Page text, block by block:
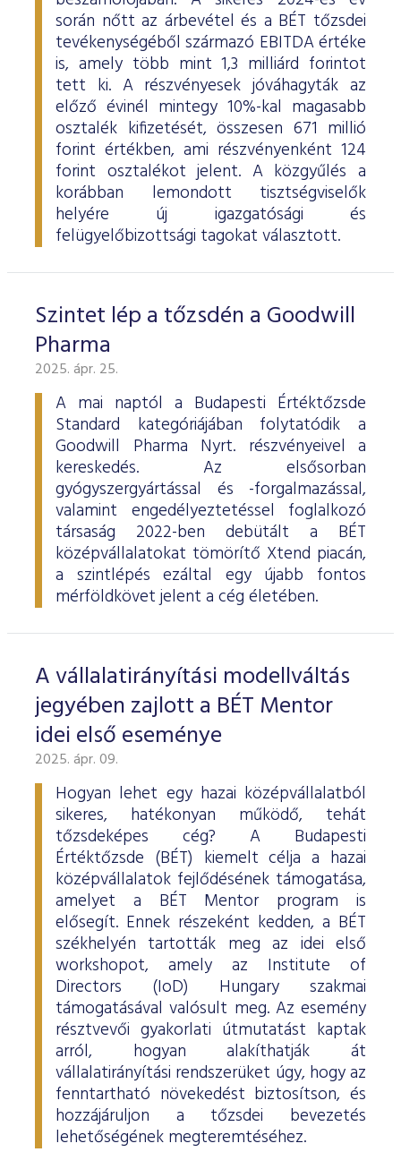
során nőtt az árbevétel és a BÉT tőzsdei
tevékenységéből származó EBITDA értéke
is, amely több mint 1,3 milliárd forintot
tett ki. A részvényesek jóváhagyták az
előző évinél mintegy 10%-kal magasabb
osztalék kifizetését, összesen 671 millió
forint értékben, ami részvényenként 124
forint osztalékot jelent. A közgyűlés a
korábban lemondott tisztségviselők
helyére új igazgatósági és
felügyelőbizottsági tagokat választott.
Szintet lép a tőzsdén a Goodwill
Pharma
2025. ápr. 25.
A mai naptól a Budapesti Értéktőzsde
Standard kategóriájában folytatódik a
Goodwill Pharma Nyrt. részvényeivel a
kereskedés. Az elsősorban
gyógyszergyártással és -forgalmazással,
valamint engedélyeztetéssel foglalkozó
társaság 2022-ben debütált a BÉT
középvállalatokat tömörítő Xtend piacán,
a szintlépés ezáltal egy újabb fontos
mérföldkövet jelent a cég életében.
A vállalatirányítási modellváltás
jegyében zajlott a BÉT Mentor
idei első eseménye
2025. ápr. 09.
Hogyan lehet egy hazai középvállalatból
sikeres, hatékonyan működő, tehát
tőzsdeképes cég? A Budapesti
Értéktőzsde (BÉT) kiemelt célja a hazai
középvállalatok fejlődésének támogatása,
amelyet a BÉT Mentor program is
elősegít. Ennek részeként kedden, a BÉT
székhelyén tartották meg az idei első
workshopot, amely az Institute of
Directors (IoD) Hungary szakmai
támogatásával valósult meg. Az esemény
résztvevői gyakorlati útmutatást kaptak
arról, hogyan alakíthatják át
vállalatirányítási rendszerüket úgy, hogy az
fenntartható növekedést biztosítson, és
hozzájáruljon a tőzsdei bevezetés
lehetőségének megteremtéséhez.